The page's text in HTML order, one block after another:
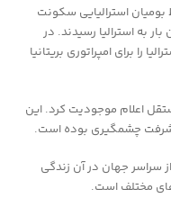
هزار سال، توسط بومیان استرالیایی سکونت
اولین بار به استرالیا رسیدند. در
را برای امپراتوری بریتانیا
یک کشور مستقل اعلام موجودیت کرد. این
چشمگیری بوده است.
سراسر جهان در آن زندگی
مختلف است.